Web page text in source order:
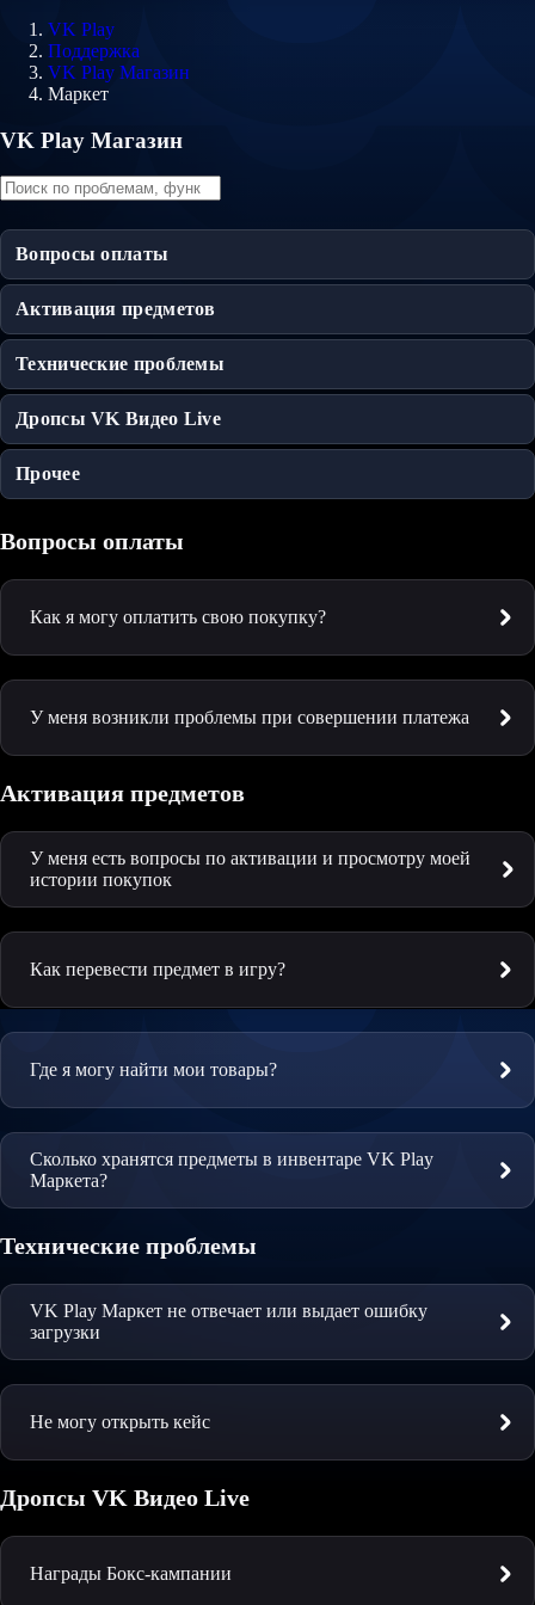
VK Play
Поддержка
VK Play Магазин
Маркет
VK Play Магазин
Вопросы оплаты
Активация предметов
Технические проблемы
Дропсы VK Видео Live
Прочее
Вопросы оплаты
Как я могу оплатить свою покупку?
У меня возникли проблемы при совершении платежа
Активация предметов
У меня есть вопросы по активации и просмотру моей
истории покупок
Как перевести предмет в игру?
Где я могу найти мои товары?
Сколько хранятся предметы в инвентаре VK Play
Маркета?
Технические проблемы
VK Play Маркет не отвечает или выдает ошибку
загрузки
Не могу открыть кейс
Дропсы VK Видео Live
Награды Бокс-кампании